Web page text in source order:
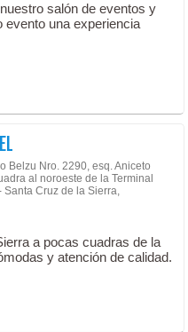
salón de eventos y
evento una experiencia
Belzu Nro. 2290, esq. Aniceto
al noroeste de la Terminal
Santa Cruz de la Sierra,
a pocas cuadras de la
y atención de calidad.